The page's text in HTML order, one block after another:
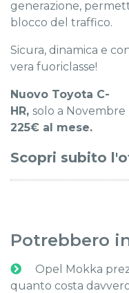
generazione,
blocco del traffico.
Sicura, dinamica e
vera fuoriclasse!
Nuovo Toyota C-
HR, solo a
225€ al mese.
Scopri subito
Potrebbero
Opel Mokka
quanto costa